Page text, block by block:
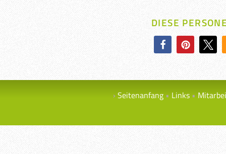
DIESE
Seitenanfang Links